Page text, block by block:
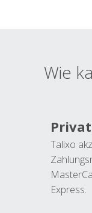
Wie
Talixo
Express.